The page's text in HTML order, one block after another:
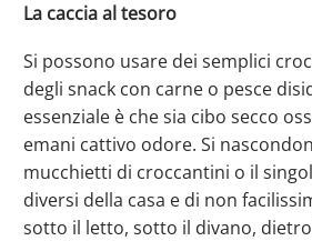
La caccia al tesoro
Si possono usare dei semplici
degli snack con carne o pesce
essenziale è che sia cibo secco
emani cattivo odore. Si
mucchietti di croccantini o il
diversi della casa e di non
sotto il letto, sotto il divano,